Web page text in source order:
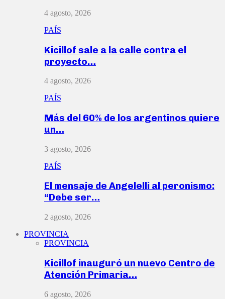
4 agosto, 2026
PAÍS
Kicillof sale a la calle contra el
proyecto…
4 agosto, 2026
PAÍS
Más del 60% de los argentinos quiere
un…
3 agosto, 2026
PAÍS
El mensaje de Angelelli al peronismo:
“Debe ser…
2 agosto, 2026
PROVINCIA
PROVINCIA
Kicillof inauguró un nuevo Centro de
Atención Primaria…
6 agosto, 2026